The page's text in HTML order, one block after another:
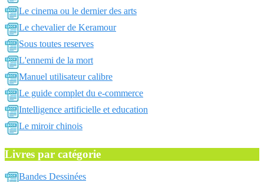
Le cinema ou le dernier des arts
Le chevalier de Keramour
Sous toutes reserves
L'ennemi de la mort
Manuel utilisateur calibre
Le guide complet du e-commerce
Intelligence artificielle et education
Le miroir chinois
Livres par catégorie
Bandes Dessinées